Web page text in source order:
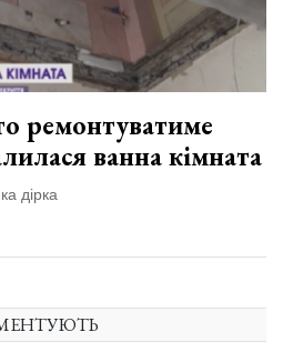
ремонтуватиме
ванна кімната
дірка